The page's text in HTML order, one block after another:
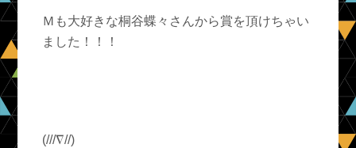
Ｍも大好きな桐谷蝶々さんから賞を頂けちゃい
ました！！！
(///∇//)